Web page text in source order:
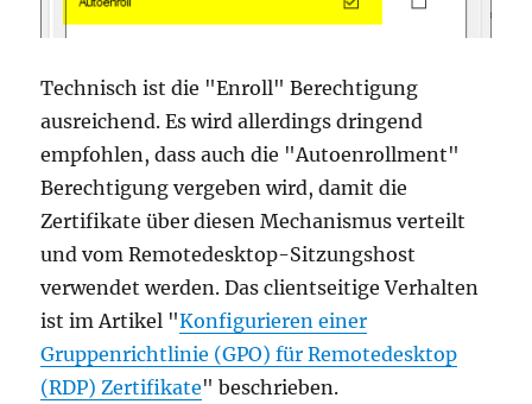
Technisch ist die "Enroll" Berechtigung
ausreichend. Es wird allerdings dringend
empfohlen, dass auch die "Autoenrollment"
Berechtigung vergeben wird, damit die
Zertifikate über diesen Mechanismus verteilt
und vom Remotedesktop-Sitzungshost
verwendet werden. Das clientseitige Verhalten
ist im Artikel "Konfigurieren einer
Gruppenrichtlinie (GPO) für Remotedesktop
(RDP) Zertifikate" beschrieben.